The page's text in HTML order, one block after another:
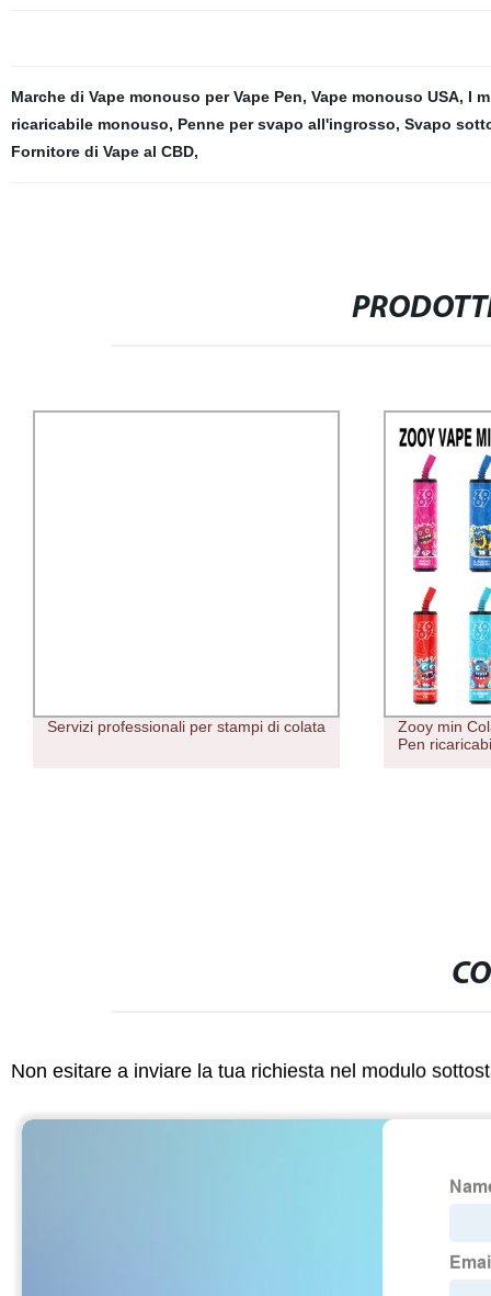
Marche di Vape monouso per Vape Pen, Vape monouso USA, I
ricaricabile monouso, Penne per svapo all'ingrosso, Svapo
Fornitore di Vape al CBD,
Servizi professionali per stampi di colata
Zooy min
Pen
Non esitare a inviare la tua richiesta nel modulo